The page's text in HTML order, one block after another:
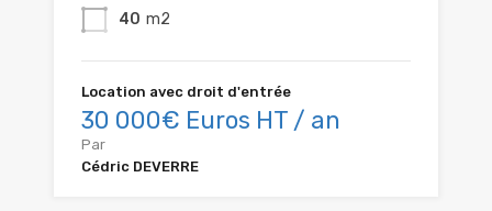
40 m2
Location avec droit d'entrée
30 000€ Euros HT / an
Par
Cédric DEVERRE